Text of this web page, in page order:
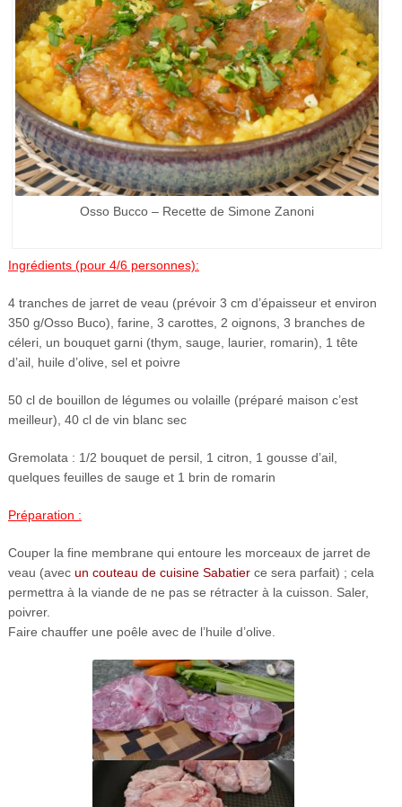
Osso Bucco – Recette de Simone Zanoni
Ingrédients (pour 4/6 personnes):
4 tranches de jarret de veau (prévoir 3 cm d’épaisseur et environ
350 g/Osso Buco), farine, 3 carottes, 2 oignons, 3 branches de
céleri, un bouquet garni (thym, sauge, laurier, romarin), 1 tête
d’ail, huile d’olive, sel et poivre
50 cl de bouillon de légumes ou volaille (préparé maison c’est
meilleur), 40 cl de vin blanc sec
Gremolata : 1/2 bouquet de persil, 1 citron, 1 gousse d’ail,
quelques feuilles de sauge et 1 brin de romarin
Préparation :
Couper la fine membrane qui entoure les morceaux de jarret de
veau (avec un couteau de cuisine Sabatierce sera parfait) ; cela
permettra à la viande de ne pas se rétracter à la cuisson. Saler,
poivrer.
Faire chauffer une poêle avec de l’huile d’olive.